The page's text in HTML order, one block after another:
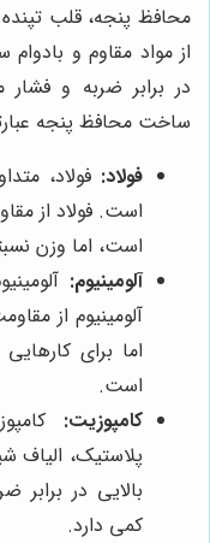
محافظ پنجه، قلب
از مواد مقاوم و
در برابر ضربه و
ساخت محافظ پنجه
فولاد: فولاد،
است. فولاد از
است، اما وزن
آلومینیوم:
آلومینیوم از
اما برای
است.
کامپوزیت:
پلاستیک، الیاف
بالایی در
کمی دارد.